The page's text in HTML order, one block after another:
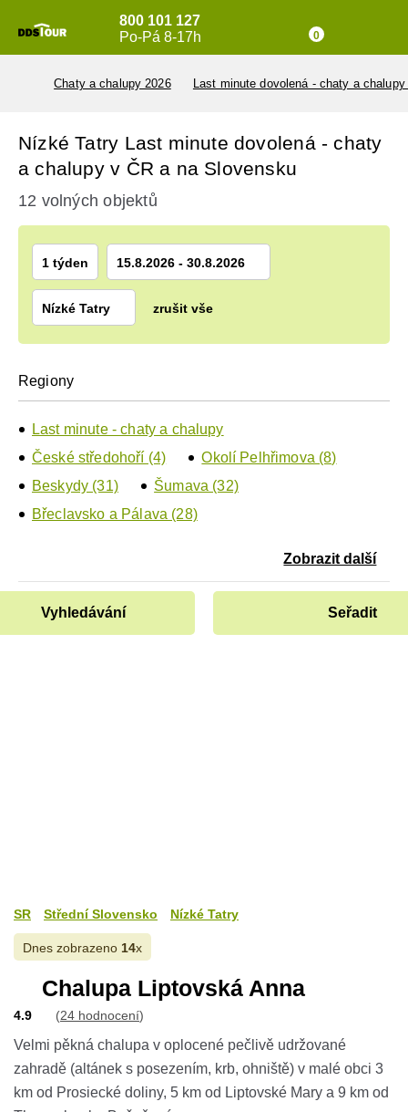
800 101 127
Po-Pá 8-17h
0
Chaty a chalupy 2026 Last minute dovolená - chaty a
Nízké Tatry Last minute dovolená - chaty
a chalupy v ČR a na Slovensku
12 volných objektů
1 týden 15.8.2026 - 30.8.2026
Nízké Tatry zrušit vše
Regiony
Last minute - chaty a chalupy
České středohoří (4)
Okolí Pelhřimova (8)
Beskydy (31)
Šumava (32)
Břeclavsko a Pálava (28)
Zobrazit další
Vyhledávání Seřadit
SR Střední Slovensko Nízké Tatry
Dnes zobrazeno 14x
Chalupa Liptovská Anna
4.9 (24 hodnocení)
Velmi pěkná chalupa v oplocené pečlivě udržované
zahradě (altánek s posezením, krb, ohniště) v malé obci 3
km od Prosiecké doliny, 5 km od Liptovské Mary a 9 km od